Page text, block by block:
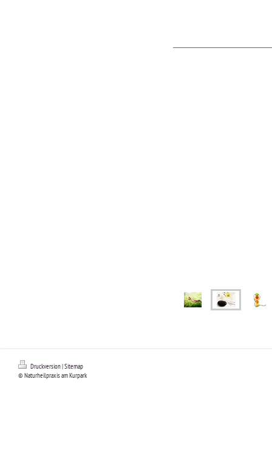
Druckversion|Sitemap
© Naturheilpraxis am Kurpark